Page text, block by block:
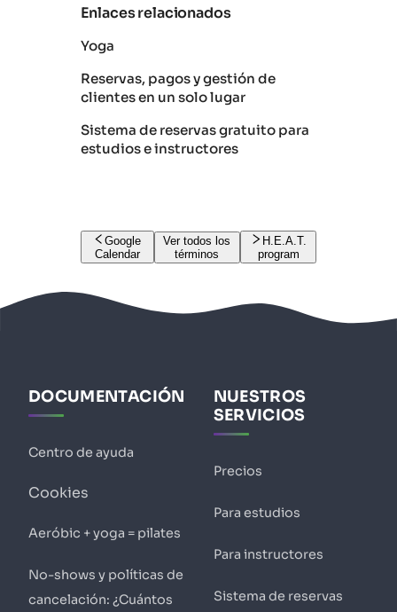
Enlaces relacionados
Yoga
Reservas, pagos y gestión de
clientes en un solo lugar
Sistema de reservas gratuito para
estudios e instructores
Google
Calendar
Ver todos los
términos
H.E.A.T.
program
DOCUMENTACIÓN
Centro de ayuda
Cookies
Aeróbic + yoga = pilates
No-shows y políticas de
cancelación: ¿Cuántos
NUESTROS
SERVICIOS
Precios
Para estudios
Para instructores
Sistema de reservas